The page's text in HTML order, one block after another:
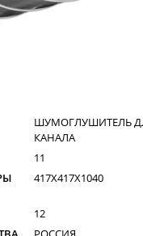
ШУМОГЛУШИТЕЛЬ
КАНАЛА
11
417X417X1040
12